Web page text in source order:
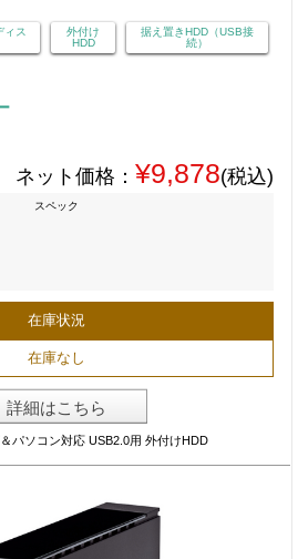
ィス
外付け
HDD
据え置きHDD（USB接
続）
ネット価格： ¥9,878(税込)
スペック
在庫状況
在庫なし
詳細はこちら
パソコン対応 USB2.0用 外付けHDD